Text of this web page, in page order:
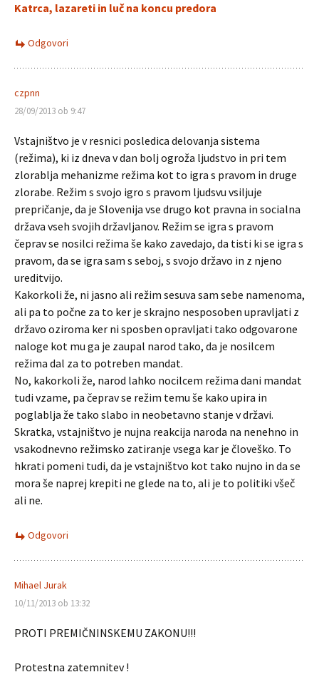
Katrca, lazareti in luč na koncu predora
Odgovori
czpnn
28/09/2013 ob 9:47
Vstajništvo je v resnici posledica delovanja sistema
(režima), ki iz dneva v dan bolj ogroža ljudstvo in pri tem
zlorablja mehanizme režima kot to igra s pravom in druge
zlorabe. Režim s svojo igro s pravom ljudsvu vsiljuje
prepričanje, da je Slovenija vse drugo kot pravna in socialna
država vseh svojih državljanov. Režim se igra s pravom
čeprav se nosilci režima še kako zavedajo, da tisti ki se igra s
pravom, da se igra sam s seboj, s svojo državo in z njeno
ureditvijo.
Kakorkoli že, ni jasno ali režim sesuva sam sebe namenoma,
ali pa to počne za to ker je skrajno nesposoben upravljati z
državo oziroma ker ni sposben opravljati tako odgovarone
naloge kot mu ga je zaupal narod tako, da je nosilcem
režima dal za to potreben mandat.
No, kakorkoli že, narod lahko nocilcem režima dani mandat
tudi vzame, pa čeprav se režim temu še kako upira in
poglablja že tako slabo in neobetavno stanje v državi.
Skratka, vstajništvo je nujna reakcija naroda na nenehno in
vsakodnevno režimsko zatiranje vsega kar je človeško. To
hkrati pomeni tudi, da je vstajništvo kot tako nujno in da se
mora še naprej krepiti ne glede na to, ali je to politiki všeč
ali ne.
Odgovori
Mihael Jurak
10/11/2013 ob 13:32
PROTI PREMIČNINSKEMU ZAKONU!!!
Protestna zatemnitev !